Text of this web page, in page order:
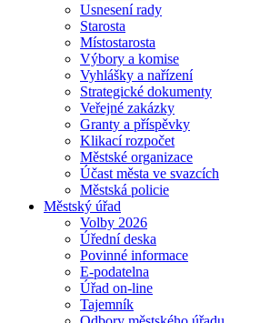
Usnesení rady
Starosta
Místostarosta
Výbory a komise
Vyhlášky a nařízení
Strategické dokumenty
Veřejné zakázky
Granty a příspěvky
Klikací rozpočet
Městské organizace
Účast města ve svazcích
Městská policie
Městský úřad
Volby 2026
Úřední deska
Povinné informace
E-podatelna
Úřad on-line
Tajemník